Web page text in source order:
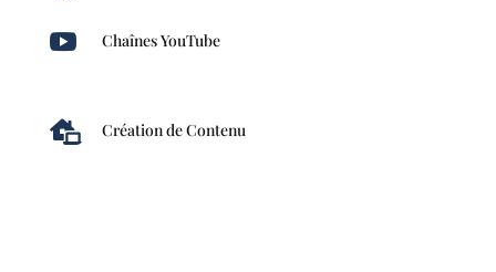
 Chaînes YouTube
 Création de Contenu